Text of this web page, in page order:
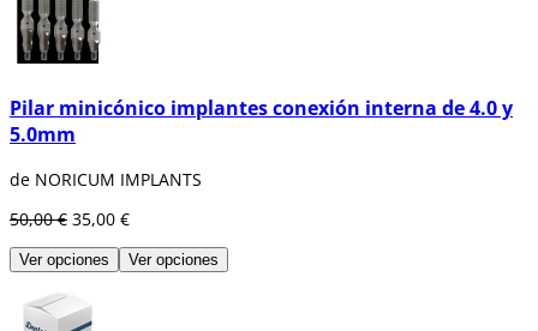
Pilar minicónico implantes conexión interna de 4.0 y
5.0mm
de NORICUM IMPLANTS
50,00 € 35,00 €
Ver opciones Ver opciones